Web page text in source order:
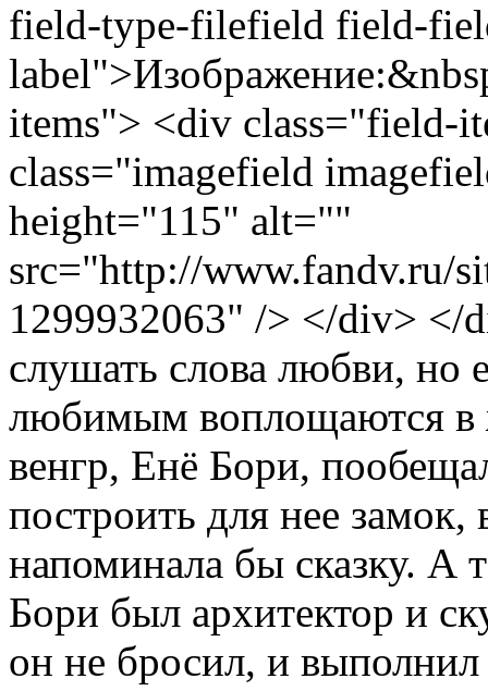
field-type-filefield field-
items"> <div class="field-
class="imagefield
height="115" alt=""
src="http://www.fandv.ru/
1299932063" /> </div>
слушать слова любви, но
любимым воплощаются в
венгр, Енё Бори,
построить для нее
напоминала бы сказку. А
Бори был архитектор и
он не бросил, и